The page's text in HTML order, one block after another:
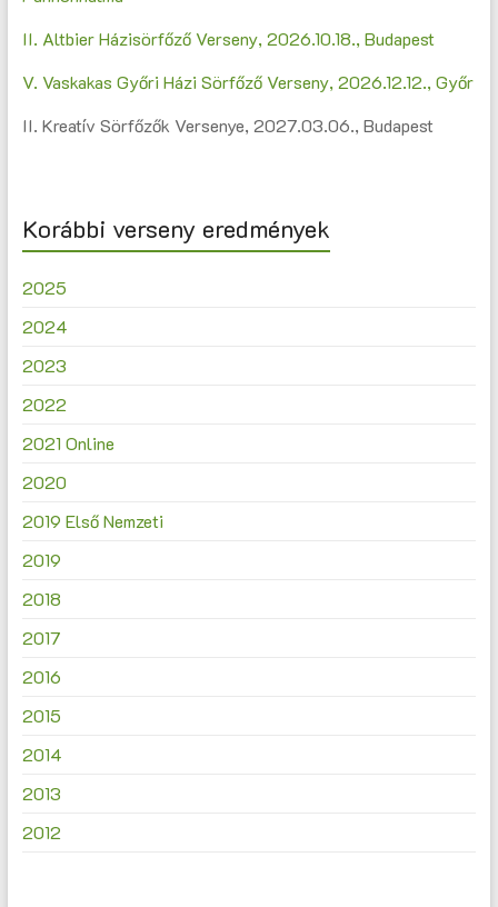
II. Altbier Házisörfőző Verseny, 2026.10.18., Budapest
V. Vaskakas Győri Házi Sörfőző Verseny, 2026.12.12., Győr
II. Kreatív Sörfőzők Versenye, 2027.03.06., Budapest
Korábbi verseny eredmények
2025
2024
2023
2022
2021 Online
2020
2019 Első Nemzeti
2019
2018
2017
2016
2015
2014
2013
2012